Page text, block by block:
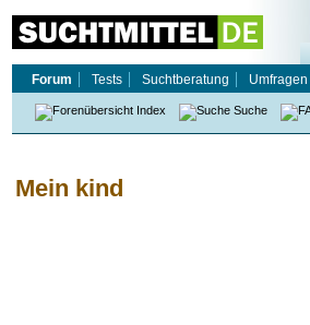
Mein kind
Forum
Tests Suchtberatung Umfragen
Index Suche